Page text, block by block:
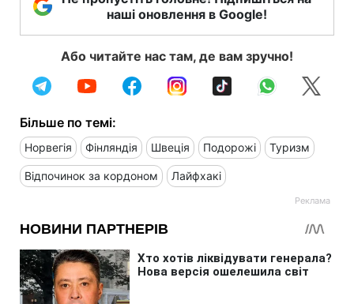
наші оновлення в Google!
Або читайте нас там, де вам зручно!
Більше по темі:
Норвегія Фінляндія Швеція Подорожі Туризм
Відпочинок за кордоном Лайфхакі